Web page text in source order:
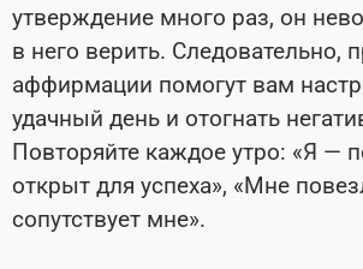
утверждение много раз, он
в него верить. Следовательно,
аффирмации помогут вам
удачный день и отогнать
Повторяйте каждое утро: «Я —
открыт для успеха», «Мне
сопутствует мне».